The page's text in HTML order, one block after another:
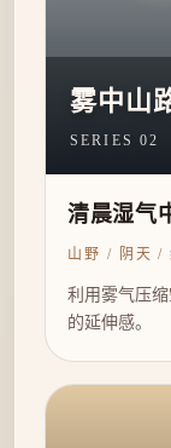
雾中山
SERIES 02
清晨湿气
山野 / 阴天 /
利用雾气压
的延伸感。